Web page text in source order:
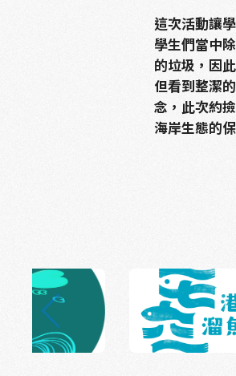
這次活動讓
學生們當中
的垃圾，因
但看到整潔
念，此次約
海岸生態的